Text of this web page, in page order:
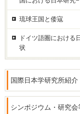
琉球王国と倭寇
ドイツ語圏における
状
国際日本学研究所紹介
シンポジウム・研究会